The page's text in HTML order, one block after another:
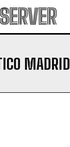
MADRID